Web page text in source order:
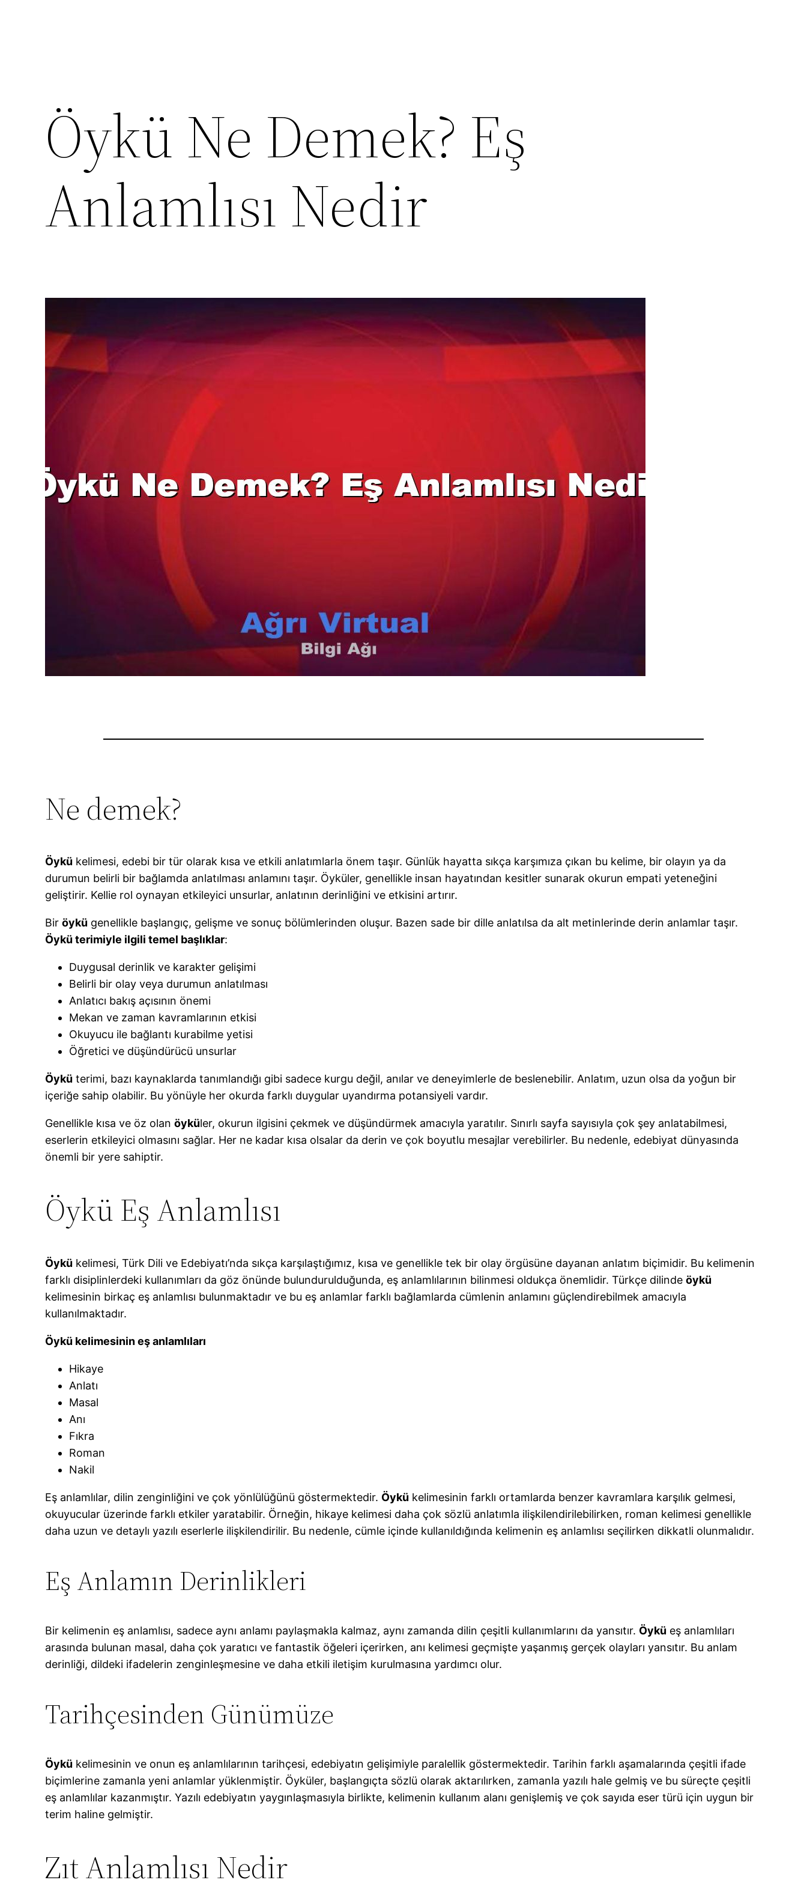
Öykü Ne Demek? Eş
Anlamlısı Nedir
Ne demek?
Öykü kelimesi, edebi bir tür olarak kısa ve etkili anlatımlarla önem taşır. Günlük hayatta sıkça karşımıza çıkan bu kelime, bir olayın ya da
durumun belirli bir bağlamda anlatılması anlamını taşır. Öyküler, genellikle insan hayatından kesitler sunarak okurun empati yeteneğini
geliştirir. Kellie rol oynayan etkileyici unsurlar, anlatının derinliğini ve etkisini artırır.
Biröykü genellikle başlangıç, gelişme ve sonuç bölümlerinden oluşur. Bazen sade bir dille anlatılsa da alt metinlerinde derin anlamlar taşır.
Öykü terimiyle ilgili temel başlıklar:
Duygusal derinlik ve karakter gelişimi
Belirli bir olay veya durumun anlatılması
Anlatıcı bakış açısının önemi
Mekan ve zaman kavramlarının etkisi
Okuyucu ile bağlantı kurabilme yetisi
Öğretici ve düşündürücü unsurlar
Öykü terimi, bazı kaynaklarda tanımlandığı gibi sadece kurgu değil, anılar ve deneyimlerle de beslenebilir. Anlatım, uzun olsa da yoğun bir
içeriğe sahip olabilir. Bu yönüyle her okurda farklı duygular uyandırma potansiyeli vardır.
Genellikle kısa ve öz olanöyküler, okurun ilgisini çekmek ve düşündürmek amacıyla yaratılır. Sınırlı sayfa sayısıyla çok şey anlatabilmesi,
eserlerin etkileyici olmasını sağlar. Her ne kadar kısa olsalar da derin ve çok boyutlu mesajlar verebilirler. Bu nedenle, edebiyat dünyasında
önemli bir yere sahiptir.
Öykü Eş Anlamlısı
Öykü kelimesi, Türk Dili ve Edebiyatı’nda sıkça karşılaştığımız, kısa ve genellikle tek bir olay örgüsüne dayanan anlatım biçimidir. Bu kelimenin
farklı disiplinlerdeki kullanımları da göz önünde bulundurulduğunda, eş anlamlılarının bilinmesi oldukça önemlidir. Türkçe dilindeöykü
kelimesinin birkaç eş anlamlısı bulunmaktadır ve bu eş anlamlar farklı bağlamlarda cümlenin anlamını güçlendirebilmek amacıyla
kullanılmaktadır.
Öykü kelimesinin eş anlamlıları
Hikaye
Anlatı
Masal
Anı
Fıkra
Roman
Nakil
Eş anlamlılar, dilin zenginliğini ve çok yönlülüğünü göstermektedir. Öykü kelimesinin farklı ortamlarda benzer kavramlara karşılık gelmesi,
okuyucular üzerinde farklı etkiler yaratabilir. Örneğin, hikaye kelimesi daha çok sözlü anlatımla ilişkilendirilebilirken, roman kelimesi genellikle
daha uzun ve detaylı yazılı eserlerle ilişkilendirilir. Bu nedenle, cümle içinde kullanıldığında kelimenin eş anlamlısı seçilirken dikkatli olunmalıdır.
Eş Anlamın Derinlikleri
Bir kelimenin eş anlamlısı, sadece aynı anlamı paylaşmakla kalmaz, aynı zamanda dilin çeşitli kullanımlarını da yansıtır. Öykü eş anlamlıları
arasında bulunan masal, daha çok yaratıcı ve fantastik öğeleri içerirken, anı kelimesi geçmişte yaşanmış gerçek olayları yansıtır. Bu anlam
derinliği, dildeki ifadelerin zenginleşmesine ve daha etkili iletişim kurulmasına yardımcı olur.
Tarihçesinden Günümüze
Öykü kelimesinin ve onun eş anlamlılarının tarihçesi, edebiyatın gelişimiyle paralellik göstermektedir. Tarihin farklı aşamalarında çeşitli ifade
biçimlerine zamanla yeni anlamlar yüklenmiştir. Öyküler, başlangıçta sözlü olarak aktarılırken, zamanla yazılı hale gelmiş ve bu süreçte çeşitli
eş anlamlılar kazanmıştır. Yazılı edebiyatın yaygınlaşmasıyla birlikte, kelimenin kullanım alanı genişlemiş ve çok sayıda eser türü için uygun bir
terim haline gelmiştir.
Zıt Anlamlısı Nedir